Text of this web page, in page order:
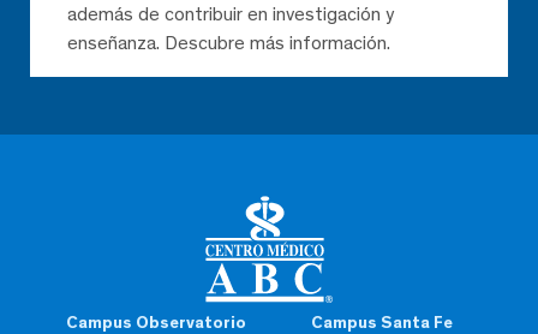
Campus Observatorio Campus Santa Fe
además de contribuir en investigación y
enseñanza. Descubre más información.